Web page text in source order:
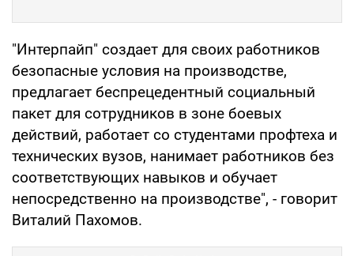
"Интерпайп" создает для своих работников
безопасные условия на производстве,
предлагает беспрецедентный социальный
пакет для сотрудников в зоне боевых
действий, работает со студентами профтеха и
технических вузов, нанимает работников без
соответствующих навыков и обучает
непосредственно на производстве", - говорит
Виталий Пахомов.